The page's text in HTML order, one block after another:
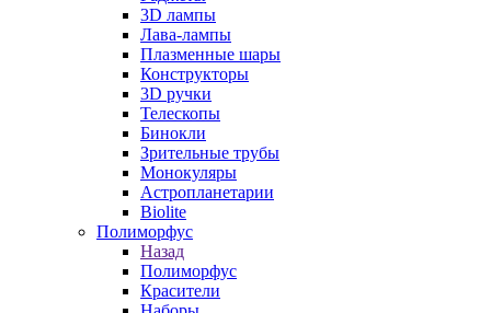
3D лампы
Лава-лампы
Плазменные шары
Конструкторы
3D ручки
Телескопы
Бинокли
Зрительные трубы
Монокуляры
Астропланетарии
Biolite
Полиморфус
Назад
Полиморфус
Красители